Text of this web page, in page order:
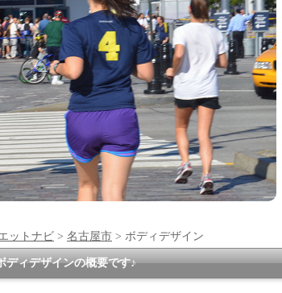
ットナビ > 名古屋市 > ボディデザイン
ディデザインの概要です♪